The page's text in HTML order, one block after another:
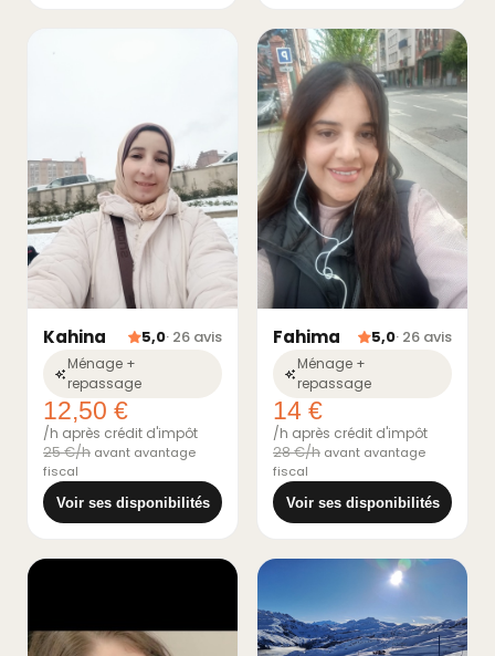
Kahina 5,0· 26 avis
Ménage +
repassage
12,50 €
/h après crédit d'impôt
25 €/h avant avantage
fiscal
Voir ses disponibilités
Fahima 5,0· 26 avis
Ménage +
repassage
14 €
/h après crédit d'impôt
28 €/h avant avantage
fiscal
Voir ses disponibilités